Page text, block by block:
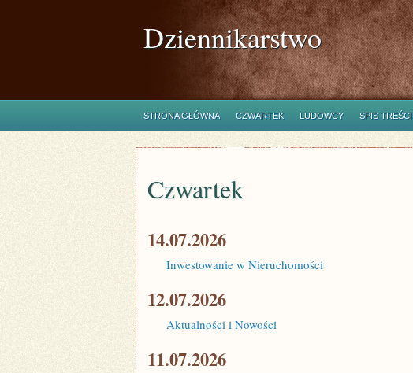
Dziennikarstwo
STRONA GŁÓWNA CZWARTEK LUDOWCY SPIS TREŚCI
Czwartek
14.07.2026
Inwestowanie w Nieruchomości
12.07.2026
Aktualności i Nowości
11.07.2026